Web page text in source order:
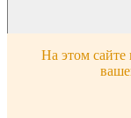
На этом